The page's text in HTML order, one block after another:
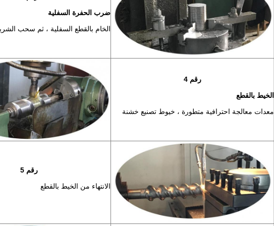
ضرب الحفرة السفلية
الخام بالقطع السفلية ، ثم سحب
رقم 4
الخيط بالقطع
معدات معالجة احترافية متطورة ، خيوط تصنيع خشنة
رقم 5
الانتهاء من الخيط بالقطع